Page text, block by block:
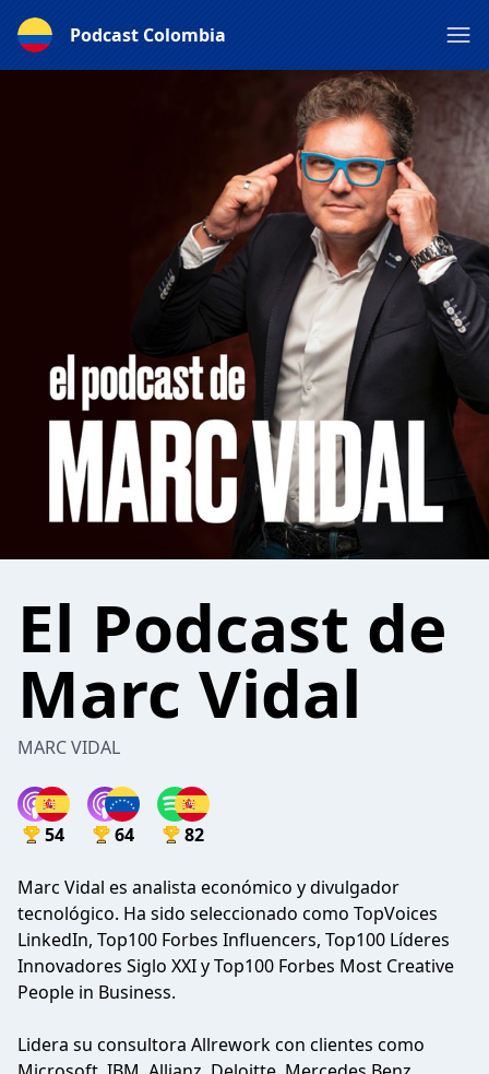
Podcast Colombia
El Podcast de
Marc Vidal
MARC VIDAL
54 64 82
Marc Vidal es analista económico y divulgador
tecnológico. Ha sido seleccionado como TopVoices
LinkedIn, Top100 Forbes Influencers, Top100 Líderes
Innovadores Siglo XXI y Top100 Forbes Most Creative
People in Business.
Lidera su consultora Allrework con clientes como